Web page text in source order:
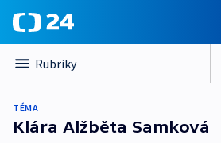
Rubriky
TÉMA
Klára Alžběta Samková